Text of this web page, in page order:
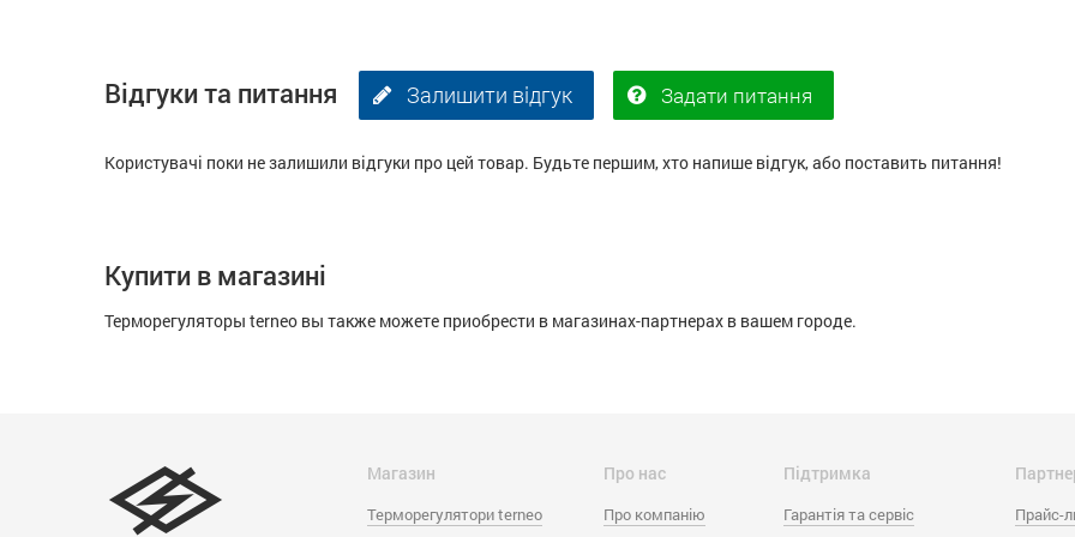
Відгуки та питання Залишити відгук Задати питання
Користувачі поки не залишили відгуки про цей товар. Будьте першим, хто напише відгук, або поставить питання!
Купити в магазині
Терморегуляторы terneo вы также можете приобрести в магазинах-партнерах в вашем городе.
Магазин
Терморегулятори terneo
Про нас
Про компанію
Підтримка
Гарантія та сервіс
Прайс-